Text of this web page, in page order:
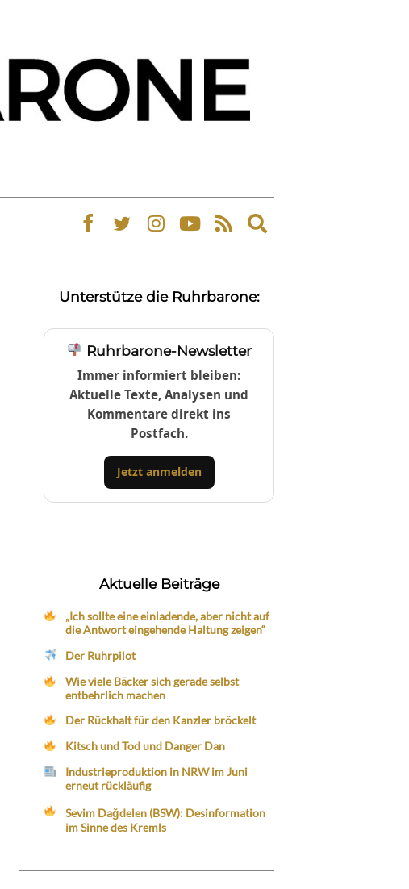
Expand
search
Unterstütze die Ruhrbarone:
Ruhrbarone-Newsletter
Immer informiert bleiben:
Aktuelle Texte, Analysen und
Kommentare direkt ins
Postfach.
Jetzt anmelden
Aktuelle Beiträge
„Ich sollte eine einladende, aber nicht auf
die Antwort eingehende Haltung zeigen“
Der Ruhrpilot
Wie viele Bäcker sich gerade selbst
entbehrlich machen
Der Rückhalt für den Kanzler bröckelt
Kitsch und Tod und Danger Dan
Industrieproduktion in NRW im Juni
erneut rückläufig
Sevim Dağdelen (BSW): Desinformation
im Sinne des Kremls